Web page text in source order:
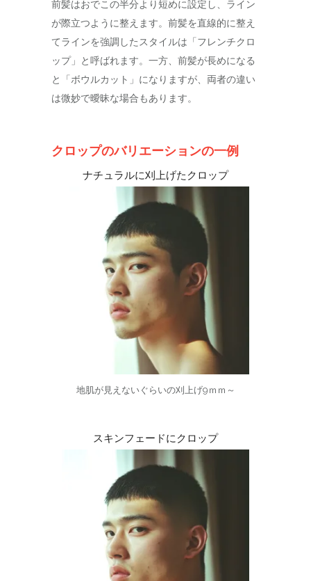
前髪はおでこの半分より短めに設定し、ライン
が際立つように整えます。前髪を直線的に整え
てラインを強調したスタイルは「フレンチクロ
ップ」と呼ばれます。一方、前髪が長めになる
と「ボウルカット」になりますが、両者の違い
は微妙で曖昧な場合もあります。
クロップのバリエーションの一例
ナチュラルに刈上げたクロップ
地肌が見えないぐらいの刈上げ9ｍｍ～
スキンフェードにクロップ